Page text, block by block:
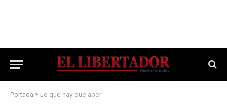
Portada » Lo que hay que aber